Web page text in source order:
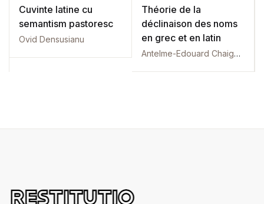
Cuvinte latine cu
semantism pastoresc
Ovid Densusianu
Théorie de la
déclinaison des noms
en grec et en latin
Antelme-Edouard Chaignet